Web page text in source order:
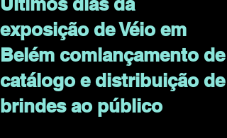
exposição de Véio em
Belém comlançamento de
catálogo e distribuição de
brindes ao público